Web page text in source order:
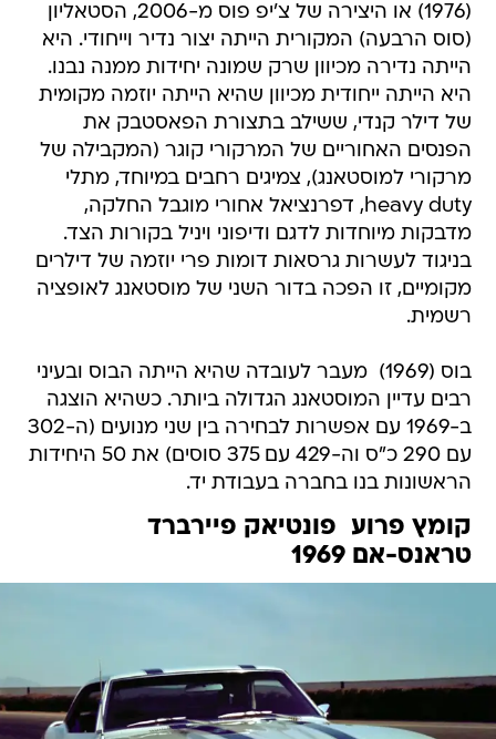
(1976) או היצירה של צ'יפ פוס מ-2006, הסטאליון
(סוס הרבעה) המקורית הייתה יצור נדיר וייחודי. היא
הייתה נדירה מכיוון שרק שמונה יחידות ממנה נבנו.
היא הייתה ייחודית מכיוון שהיא הייתה יוזמה מקומית
של דילר קנדי, ששילב בתצורת הפאסטבק את
הפנסים האחוריים של המרקורי קוגר (המקבילה של
מרקורי למוסטאנג), צמיגים רחבים במיוחד, מתלי
heavy duty, דפרנציאל אחורי מוגבל החלקה,
מדבקות מיוחדות לדגם ודיפוני ויניל בקורות הצד.
בניגוד לעשרות גרסאות דומות פרי יוזמה של דילרים
מקומיים, זו הפכה בדור השני של מוסטאנג לאופציה
רשמית.
בוס (1969)  מעבר לעובדה שהיא הייתה הבוס ובעיני
רבים עדיין המוסטאנג הגדולה ביותר. כשהיא הוצגה
ב-1969 עם אפשרות לבחירה בין שני מנועים (ה-302
עם 290 כ"ס וה-429 עם 375 סוסים) את 50 היחידות
הראשונות בנו בחברה בעבודת יד.
קומץ פרוע  פונטיאק פיירברד
טראנס-אם 1969